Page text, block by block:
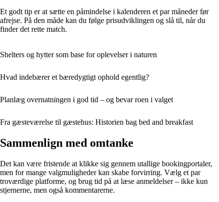
Et godt tip er at sætte en påmindelse i kalenderen et par måneder før
afrejse. På den måde kan du følge prisudviklingen og slå til, når du
finder det rette match.
Shelters og hytter som base for oplevelser i naturen
Hvad indebærer et bæredygtigt ophold egentlig?
Planlæg overnatningen i god tid – og bevar roen i valget
Fra gæsteværelse til gæstehus: Historien bag bed and breakfast
Sammenlign med omtanke
Det kan være fristende at klikke sig gennem utallige bookingportaler,
men for mange valgmuligheder kan skabe forvirring. Vælg et par
troværdige platforme, og brug tid på at læse anmeldelser – ikke kun
stjernerne, men også kommentarerne.